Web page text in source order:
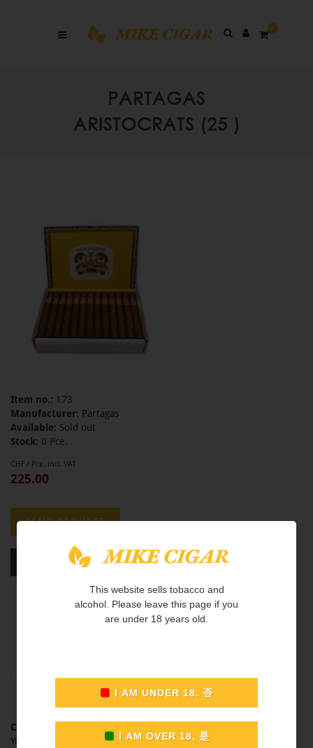
0
PARTAGAS
ARISTOCRATS (25 )
CHF
Your shopping cart is empty
Item no.: 173
Manufacturer: Partagas
Available: Sold out
Stock: 0 Pce.
CHF / Pce. incl. VAT
225.00
This website sells tobacco and
alcohol. Please leave this page if you
are under 18 years old.